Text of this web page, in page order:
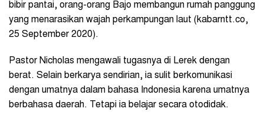
bibir pantai, orang-orang Bajo membangun rumah panggung
yang menarasikan wajah perkampungan laut (kabarntt.co,
25 September 2020).
Pastor Nicholas mengawali tugasnya di Lerek dengan
berat. Selain berkarya sendirian, ia sulit berkomunikasi
dengan umatnya dalam bahasa Indonesia karena umatnya
berbahasa daerah. Tetapi ia belajar secara otodidak.